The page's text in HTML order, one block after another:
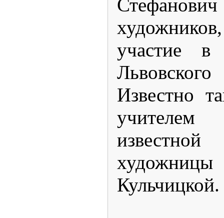
участие в
Львовского
Известно
Кульчицкой.